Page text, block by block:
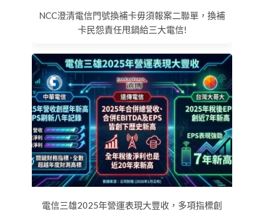
NCC澄清電信門號換補卡毋須報案二聯單，換補
卡民怨責任甩鍋給三大電信!
電信三雄2025年營運表現大豐收，多項指標創